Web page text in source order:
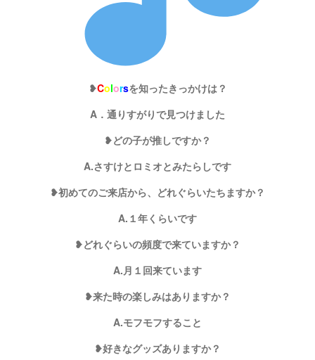
❥Colorsを知ったきっかけは？
A．通りすがりで見つけました
❥どの子が推しですか？
A.さすけとロミオとみたらしです
❥初めてのご来店から、どれぐらいたちますか？
A.１年くらいです
❥どれぐらいの頻度で来ていますか？
A.月１回来ています
❥来た時の楽しみはありますか？
A.モフモフすること
❥好きなグッズありますか？